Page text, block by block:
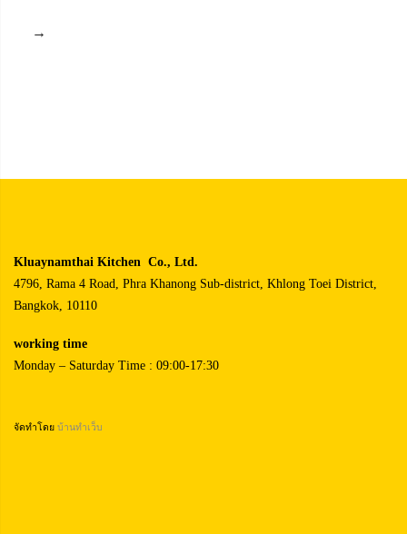
→
Kluaynamthai Kitchen Co., Ltd.
4796, Rama 4 Road, Phra Khanong Sub-district, Khlong Toei District,
Bangkok, 10110
working time
Monday – Saturday Time : 09:00-17:30
จัดทำโดย บ้านทำเว็บ